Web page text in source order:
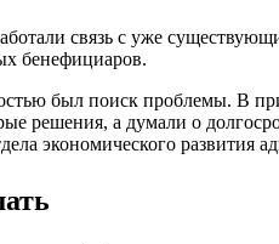
связь с уже
бенефициаров.
был поиск проблемы. В
решения, а думали о
экономического